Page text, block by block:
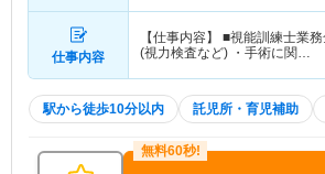
仕事内容
【仕事内容】 ■視能訓練士業
(視力検査など) ・手術に関…
駅から徒歩10分以内 託児所・育児補助